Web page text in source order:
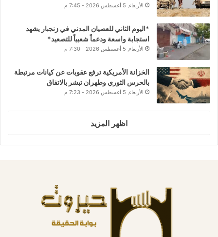
الأربعاء, 5 أغسطس 2026 - 7:45 م
*اليوم الثاني للعصيان المدني في زنجبار يشهد
استجابة واسعة ودعماً شعبياً للتصعيد*
الأربعاء, 5 أغسطس 2026 - 7:30 م
الخزانة الأمريكية ترفع عقوبات عن كيانات مرتبطة
بالحرس الثوري وطهران تبشر بالاتفاق
الأربعاء, 5 أغسطس 2026 - 7:23 م
اظهر المزيد